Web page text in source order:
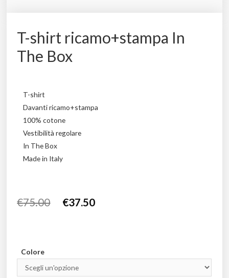
T-shirt ricamo+stampa In
The Box
T-shirt
Davanti ricamo+stampa
100% cotone
Vestibilità regolare
In The Box
Made in Italy
€75.00 €37.50
Colore